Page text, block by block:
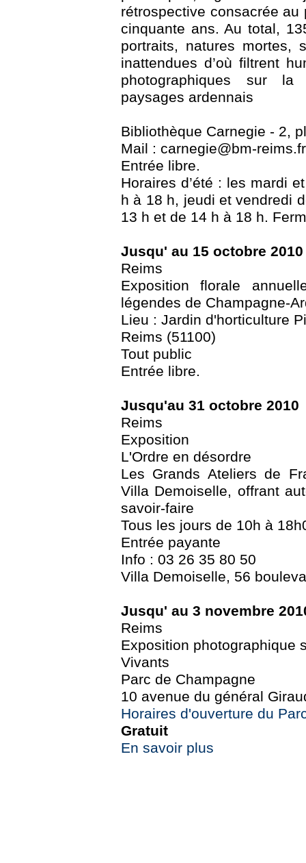
rétrospective consacrée
cinquante ans. Au total,
portraits, natures mortes,
inattendues d’où filtrent
photographiques sur la
paysages ardennais
Bibliothèque Carnegie - 2,
Mail : carnegie@bm-
Entrée libre.
Horaires d’été : les mardi
h à 18 h, jeudi et vendredi
13 h et de 14 h à 18 h.
Jusqu' au 15 octobre 2010
Reims
Exposition florale
légendes de Champagne-
Lieu : Jardin d'horticulture
Reims (51100)
Tout public
Entrée libre.
Jusqu'au 31 octobre 2010
Reims
Exposition
L'Ordre en désordre
Les Grands Ateliers de
Villa Demoiselle, offrant
savoir-faire
Tous les jours de 10h à
Entrée payante
Info : 03 26 35 80 50
Villa Demoiselle, 56
Jusqu' au 3 novembre
Reims
Exposition photographique
Vivants
Parc de Champagne
10 avenue du général
Horaires d'ouverture du
Gratuit
En savoir plus